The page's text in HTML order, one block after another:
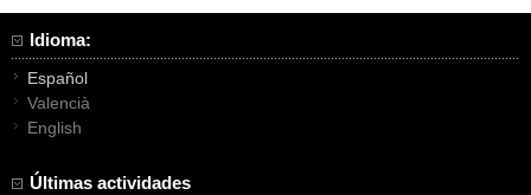
Idioma:
Español
Valencià
English
Últimas actividades